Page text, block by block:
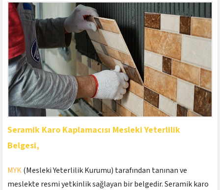
Seramik Karo Kaplamacısı Mesleki Yeterlilik
Belgesi,
MYK(Mesleki Yeterlilik Kurumu) tarafından tanınan ve
meslekte resmi yetkinlik sağlayan bir belgedir. Seramik karo